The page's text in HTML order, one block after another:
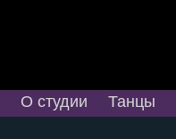
О студии Танцы